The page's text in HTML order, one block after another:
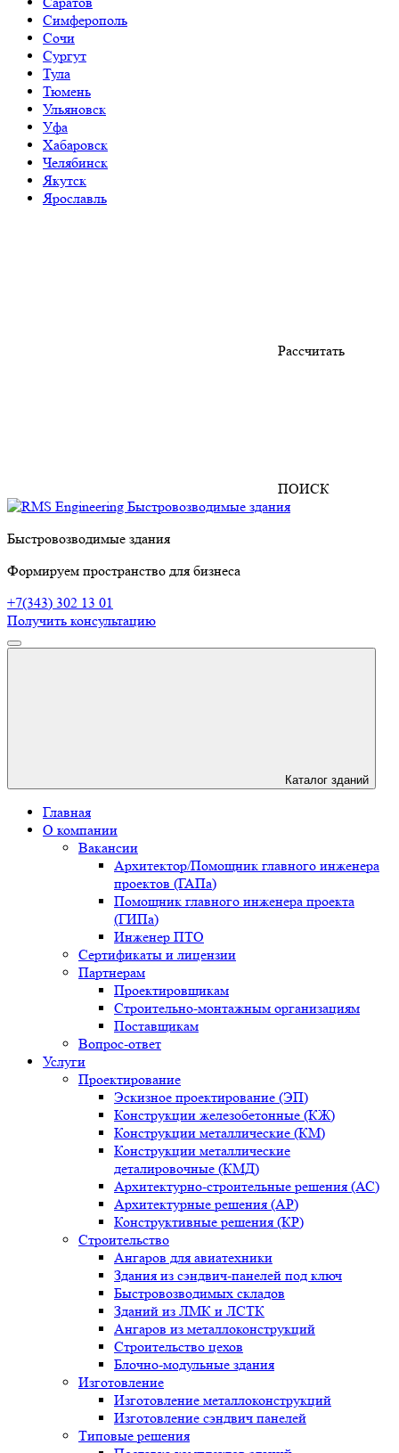
Симферополь
Сочи
Сургут
Тула
Тюмень
Ульяновск
Уфа
Хабаровск
Челябинск
Якутск
Ярославль
Рассчитать
ПОИСК
Быстровозводимые здания
Формируем пространство для бизнеса
+7(343) 302 13 01
Получить консультацию
Каталог зданий
Главная
О компании
Вакансии
Архитектор/Помощник главного инженера
проектов (ГАПа)
Помощник главного инженера проекта
(ГИПа)
Инженер ПТО
Сертификаты и лицензии
Партнерам
Проектировщикам
Строительно-монтажным организациям
Поставщикам
Вопрос-ответ
Услуги
Проектирование
Эскизное проектирование (ЭП)
Конструкции железобетонные (КЖ)
Конструкции металлические (КМ)
Конструкции металлические
деталировочные (КМД)
Архитектурно-строительные решения (АС)
Архитектурные решения (АР)
Конструктивные решения (КР)
Строительство
Ангаров для авиатехники
Здания из сэндвич-панелей под ключ
Быстровозводимых складов
Зданий из ЛМК и ЛСТК
Ангаров из металлоконструкций
Строительство цехов
Блочно-модульные здания
Изготовление
Изготовление металлоконструкций
Изготовление сэндвич панелей
Типовые решения